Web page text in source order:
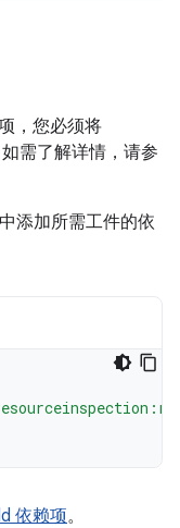
，您必须将
需了解详情，请参
添加所需工件的依
依赖项。